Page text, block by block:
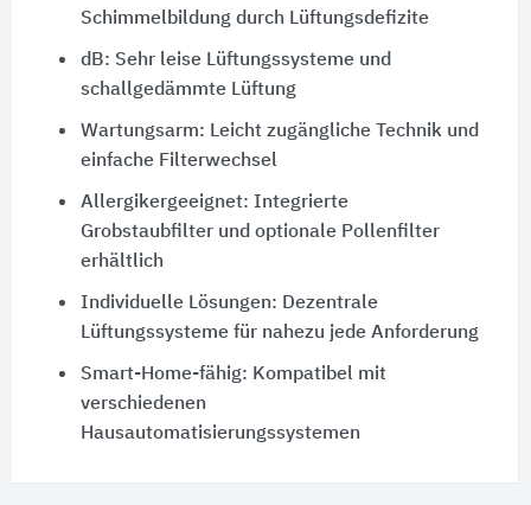
Schimmelbildung durch Lüftungsdefizite
dB: Sehr leise Lüftungssysteme und
schallgedämmte Lüftung
Wartungsarm: Leicht zugängliche Technik und
einfache Filterwechsel
Allergikergeeignet: Integrierte
Grobstaubfilter und optionale Pollenfilter
erhältlich
Individuelle Lösungen: Dezentrale
Lüftungssysteme für nahezu jede Anforderung
Smart-Home-fähig: Kompatibel mit
verschiedenen
Hausautomatisierungssystemen